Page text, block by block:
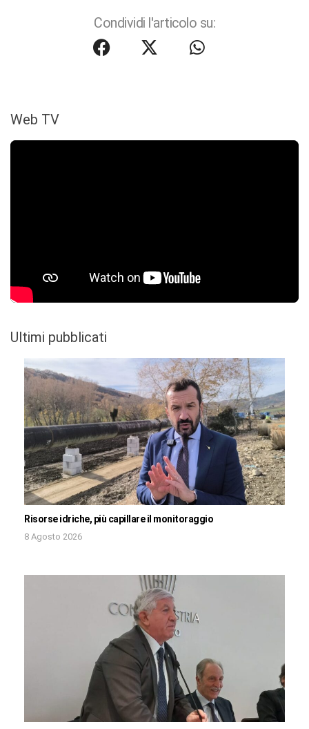
Condividi l'articolo su:
Web TV
Ultimi pubblicati
Risorse idriche, più capillare il monitoraggio
8 Agosto 2026